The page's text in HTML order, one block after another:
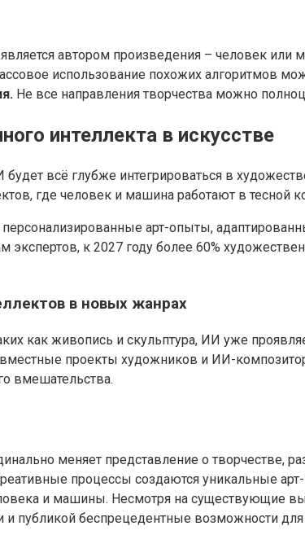
является автором произведения – человек или
использование похожих алгоритмов
Не все направления творчества можно
интеллекта в искусстве
всё глубже интегрироваться в
где человек и машина работают в тесной
персонализированные арт-опыты,
экспертов, к 2027 году более 60%
в новых жанрах
как живопись и скульптура, ИИ уже
проекты художников и ИИ-
вмешательства.
меняет представление о
процессы создаются уникальные
и машины. Несмотря на существующие
публикой беспрецедентные возможности